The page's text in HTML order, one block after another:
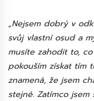
„Nejsem dobrý v
svůj vlastní osud a
musíte zahodit to,
pokouším získat tím
znamená, že jsem
stejné. Zatímco